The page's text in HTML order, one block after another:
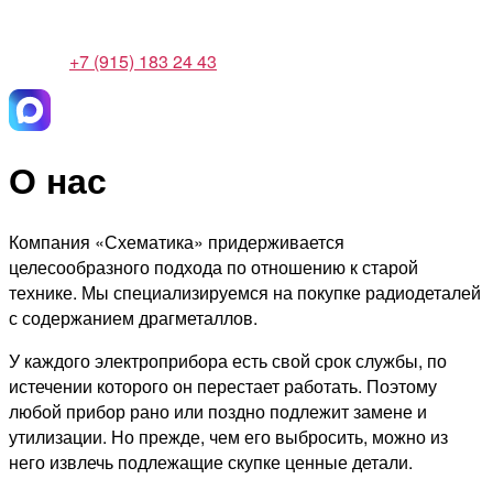
+7 (915) 183 24 43
О нас
Компания «Схематика» придерживается
целесообразного подхода по отношению к старой
технике. Мы специализируемся на покупке радиодеталей
с содержанием драгметаллов.
У каждого электроприбора есть свой срок службы, по
истечении которого он перестает работать. Поэтому
любой прибор рано или поздно подлежит замене и
утилизации. Но прежде, чем его выбросить, можно из
него извлечь подлежащие скупке ценные детали.